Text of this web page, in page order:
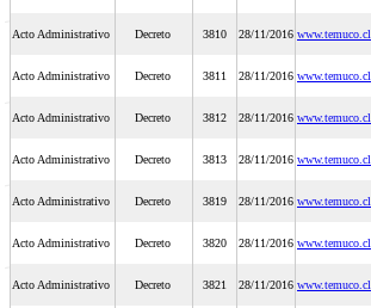
Acto Administrativo Decreto 3810 28/11/2016 www.temuco.cl
Acto Administrativo Decreto 3811 28/11/2016 www.temuco.cl
Acto Administrativo Decreto 3812 28/11/2016 www.temuco.cl
Acto Administrativo Decreto 3813 28/11/2016 www.temuco.cl
Acto Administrativo Decreto 3819 28/11/2016 www.temuco.cl
Acto Administrativo Decreto 3820 28/11/2016 www.temuco.cl
Acto Administrativo Decreto 3821 28/11/2016 www.temuco.cl